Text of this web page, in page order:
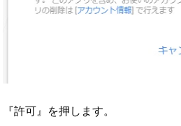
『許可』を押します。